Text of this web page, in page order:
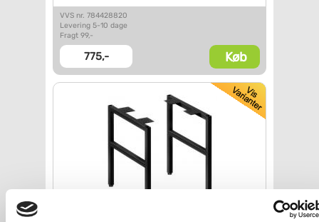
VVS nr. 784428820
Levering 5-10 dage
Fragt 99,-
775,- Køb